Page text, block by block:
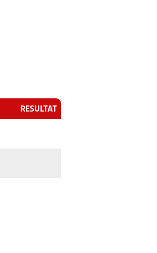
RESULTAT